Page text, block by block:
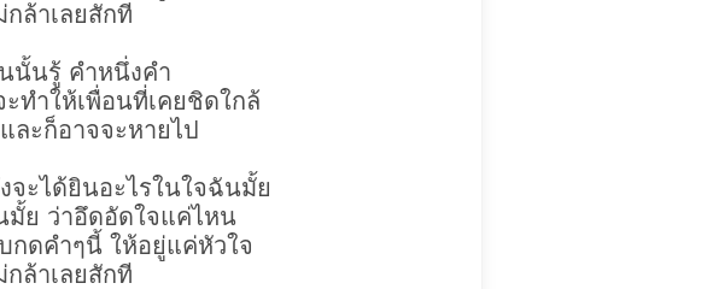
กล้าเลยสักที
นั้นรู้ คำหนึ่งคำ
ทำให้เพื่อนที่เคยชิดใกล้
ละก็อาจจะหายไป
จะได้ยินอะไรในใจฉันมั้ย
ย ว่าอึดอัดใจแค่ไหน
กดคำๆนี้ ให้อยู่แค่หัวใจ
กล้าเลยสักที